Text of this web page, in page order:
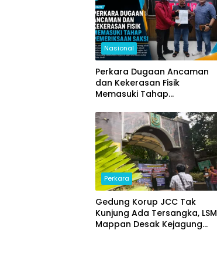
Nasional
Perkara Dugaan Ancaman
dan Kekerasan Fisik
Memasuki Tahap
Perkara
Gedung Korup JCC Tak
Kunjung Ada Tersangka, LSM
Mappan Desak Kejagung